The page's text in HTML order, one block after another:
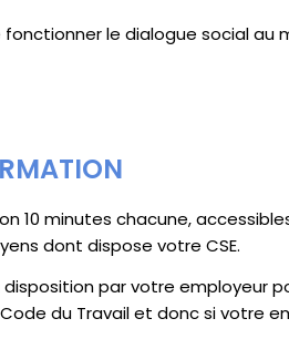
le dialogue social au
10 minutes chacune,
dont dispose votre CSE.
disposition par votre employeur
du Travail et donc si votre